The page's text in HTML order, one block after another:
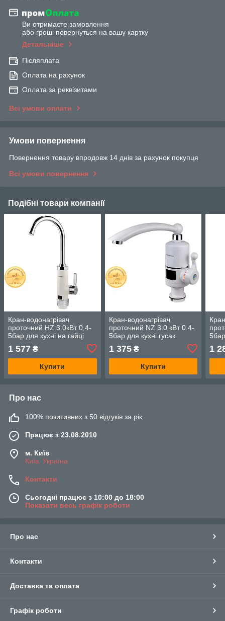
Ви отримаєте замовлення
або гроші повернуться на вашу картку
Детальніше
Післяплата
Оплата на рахунок
Оплата за реквізитами
Всі умови оплати
Умови повернення
Повернення товару впродовж 14 днів за рахунок покупця
Всі умови повернення
Подібні товари компанії
Кран-водонагрівач
проточний HZ 3.0кВт 0,4-
5бар для кухні на гайці
6B143W)
1 577 ₴
Купити
Кран-водонагрівач
проточний NZ 3.0 кВт 0.4-
5бар для кухні гусак
дисплеєм AQUATICA
1 375₴
Купити
1
Про нас
100% позитивних з 50 відгуків за рік
Працює з 23.08.2010
м. Київ
Київ, Україна
Контакти
Сьогодні працює з 10:00 до 18:00
Показати весь графік роботи
Про нас
Контакти
Доставка та оплата
Графік роботи